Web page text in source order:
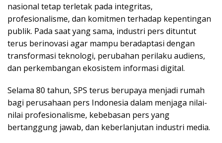
nasional tetap terletak pada integritas,
profesionalisme, dan komitmen terhadap kepentingan
publik. Pada saat yang sama, industri pers dituntut
terus berinovasi agar mampu beradaptasi dengan
transformasi teknologi, perubahan perilaku audiens,
dan perkembangan ekosistem informasi digital.
Selama 80 tahun, SPS terus berupaya menjadi rumah
bagi perusahaan pers Indonesia dalam menjaga nilai-
nilai profesionalisme, kebebasan pers yang
bertanggung jawab, dan keberlanjutan industri media.